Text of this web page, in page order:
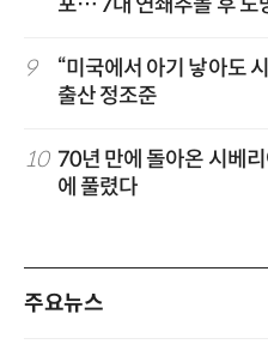
9
“미국에서 아기 낳아도
출산 정조준
10 70년 만에 돌아온 시베
에 풀렸다
주요뉴스